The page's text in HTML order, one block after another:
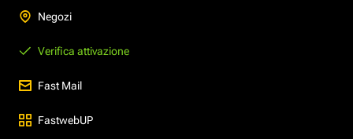
Negozi
Verifica attivazione
Fast Mail
FastwebUP